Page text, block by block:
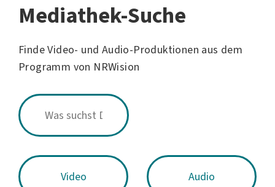
Mediathek-Suche
Finde Video- und Audio-Produktionen aus dem
Programm von NRWision
Video Audio